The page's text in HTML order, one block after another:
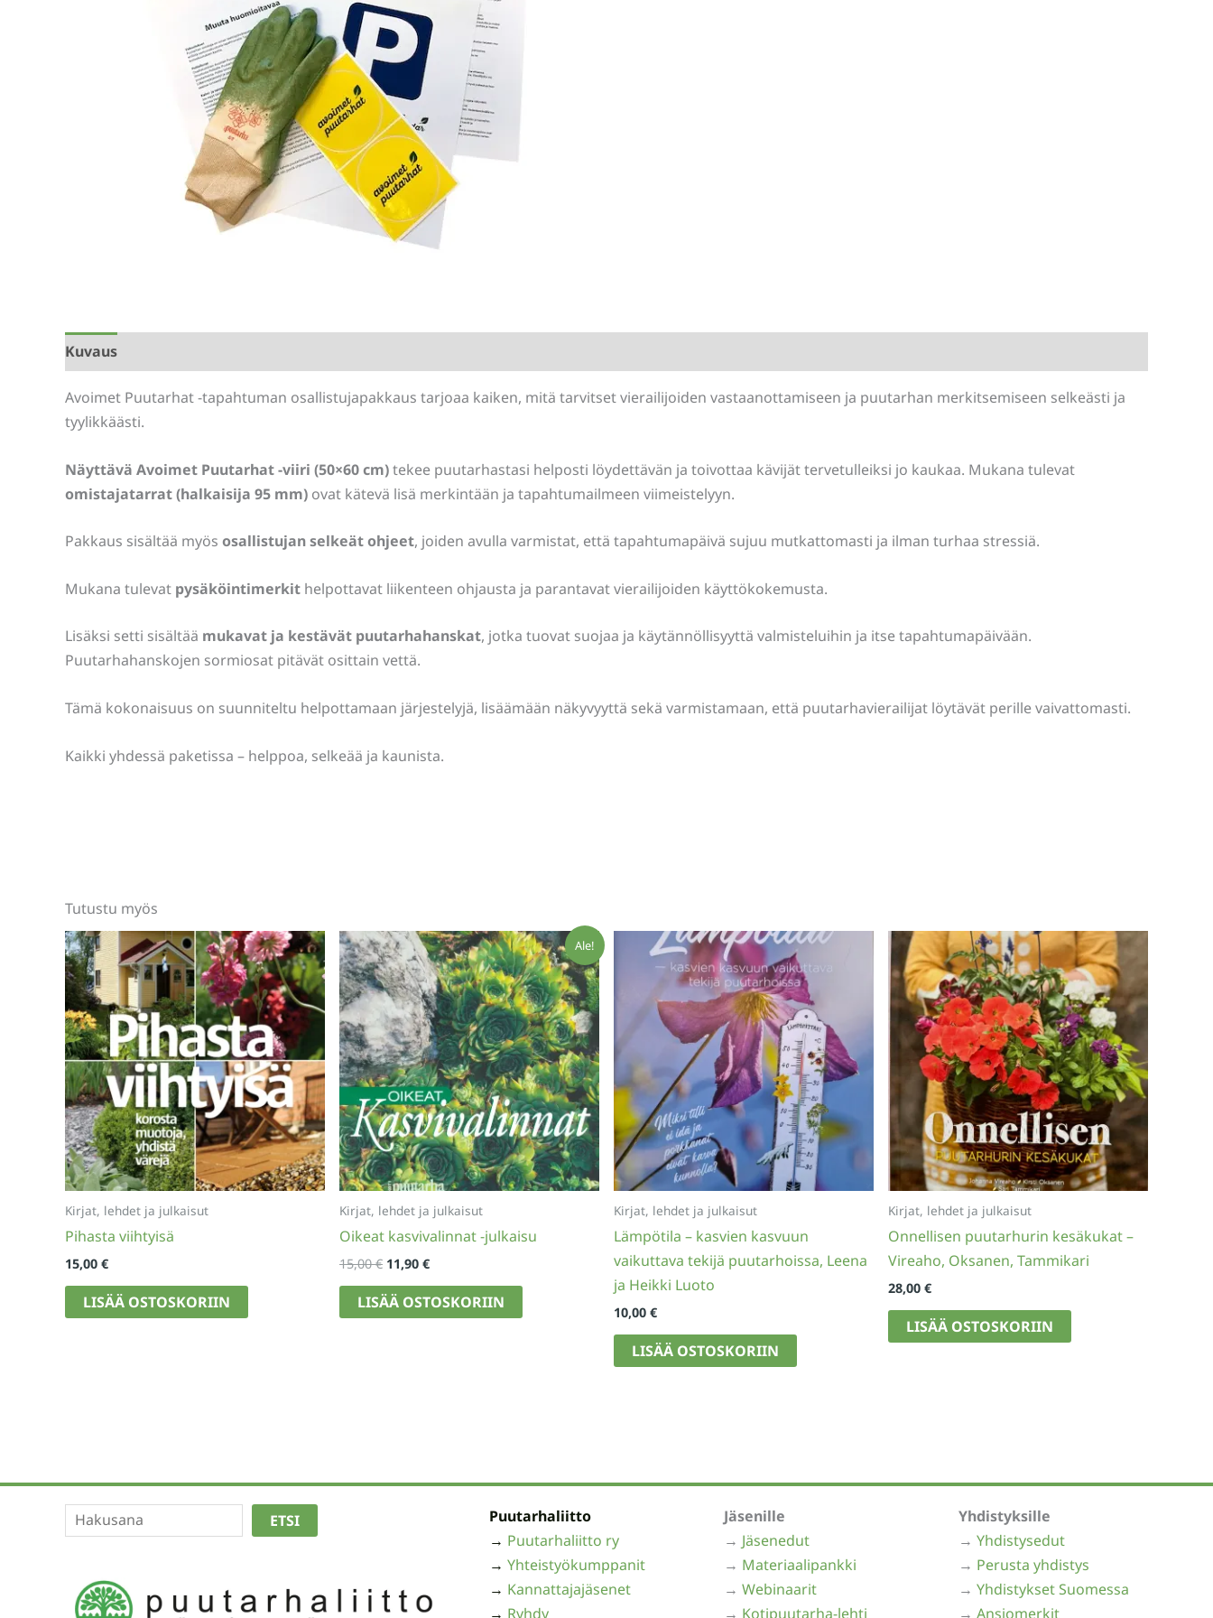
Kuvaus
Avoimet Puutarhat -tapahtuman osallistujapakkaus tarjoaa kaiken, mitä tarvitset vierailijoiden vastaanottamiseen ja puutarhan merkitsemiseen selkeästi ja
tyylikkäästi.
Näyttävä Avoimet Puutarhat -viiri (50×60 cm)tekee puutarhastasi helposti löydettävän ja toivottaa kävijät tervetulleiksi jo kaukaa. Mukana tulevat
omistajatarrat (halkaisija 95 mm) ovat kätevä lisä merkintään ja tapahtumailmeen viimeistelyyn.
Pakkaus sisältää myös osallistujan selkeät ohjeet, joiden avulla varmistat, että tapahtumapäivä sujuu mutkattomasti ja ilman turhaa stressiä.
Mukana tulevat pysäköintimerkit helpottavat liikenteen ohjausta ja parantavat vierailijoiden käyttökokemusta.
Lisäksi setti sisältää mukavat ja kestävät puutarhahanskat, jotka tuovat suojaa ja käytännöllisyyttä valmisteluihin ja itse tapahtumapäivään.
Puutarhahanskojen sormiosat pitävät osittain vettä.
Tämä kokonaisuus on suunniteltu helpottamaan järjestelyjä, lisäämään näkyvyyttä sekä varmistamaan, että puutarhavierailijat löytävät perille vaivattomasti.
Kaikki yhdessä paketissa – helppoa, selkeää ja kaunista.
Tutustu myös
Kirjat, lehdet ja julkaisut
Pihasta viihtyisä
15,00 €
LISÄÄ OSTOSKORIIN
Ale!
Kirjat, lehdet ja julkaisut
Oikeat kasvivalinnat -julkaisu
15,00€ Alkuperäinen
oli:
15,00 €.
11,90 €Nykyinen
on:
11,90 €.
LISÄÄ OSTOSKORIIN
Kirjat, lehdet ja julkaisut
Lämpötila – kasvien kasvuun
vaikuttava tekijä puutarhoissa, Leena
ja Heikki Luoto
10,00 €
LISÄÄ OSTOSKORIIN
Kirjat, lehdet ja julkaisut
Onnellisen puutarhurin kesäkukat –
Vireaho, Oksanen, Tammikari
28,00 €
LISÄÄ OSTOSKORIIN
EtsiETSI
Puutarhaliitto
→ Puutarhaliitto ry
→ Yhteistyökumppanit
→ Kannattajajäsenet
→ Ryhdy
Jäsenille
→ Jäsenedut
→ Materiaalipankki
→ Webinaarit
→ Kotipuutarha-lehti
Yhdistyksille
→ Yhdistysedut
→ Perusta yhdistys
→ Yhdistykset Suomessa
→ Ansiomerkit